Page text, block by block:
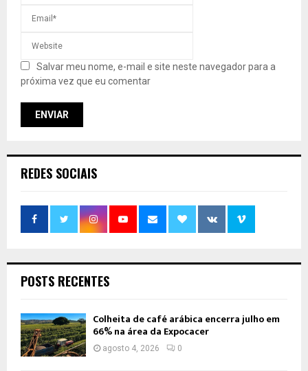
Salvar meu nome, e-mail e site neste navegador para a
próxima vez que eu comentar
REDES SOCIAIS
POSTS RECENTES
Colheita de café arábica encerra julho em
66% na área da Expocacer
agosto 4, 2026 0